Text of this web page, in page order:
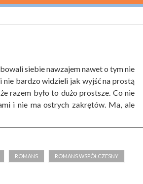
siebie nawzajem nawet o tym nie
nie bardzo widzieli jak wyjść na prostą
razem było to dużo prostsze. Co nie
i nie ma ostrych zakrętów. Ma, ale
ROMANS ROMANS WSPÓŁCZESNY